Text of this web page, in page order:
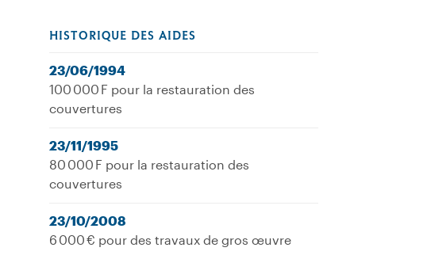
HISTORIQUE DES AIDES
23/06/1994
100 000 F pour la restauration des
couvertures
23/11/1995
80 000 F pour la restauration des
couvertures
23/10/2008
6 000 € pour des travaux de gros œuvre